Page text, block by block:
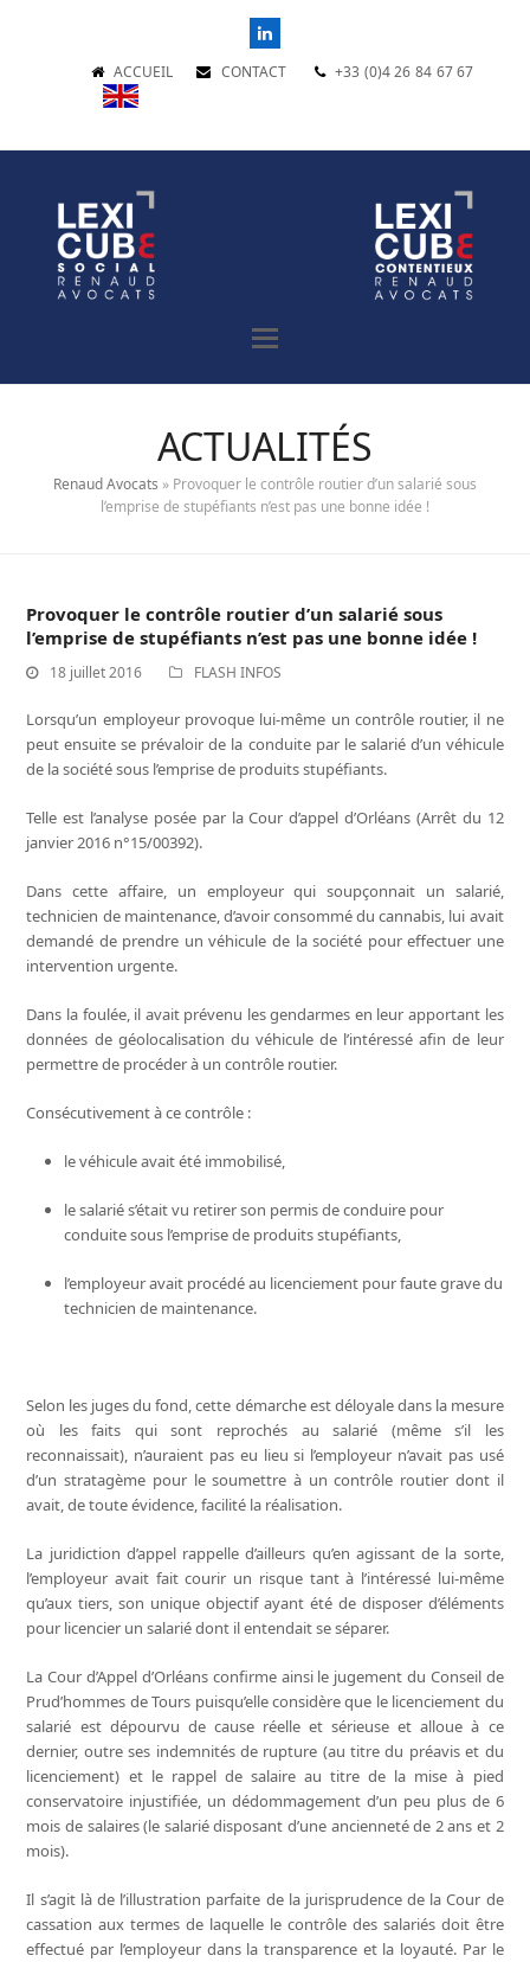
LinkedIn
ACCUEIL CONTACT +33 (0)4 26 84 67 67
ACTUALITÉS
Renaud Avocats » Provoquer le contrôle routier d’un salarié sous
l’emprise de stupéfiants n’est pas une bonne idée !
Provoquer le contrôle routier d’un salarié sous
l’emprise de stupéfiants n’est pas une bonne idée !
18 juillet 2016 FLASH INFOS
Lorsqu’un employeur provoque lui-même un contrôle routier, il ne
peut ensuite se prévaloir de la conduite par le salarié d’un véhicule
de la société sous l’emprise de produits stupéfiants.
Telle est l’analyse posée par la Cour d’appel d’Orléans (Arrêt du 12
janvier 2016 n°15/00392).
Dans cette affaire, un employeur qui soupçonnait un salarié,
technicien de maintenance, d’avoir consommé du cannabis, lui avait
demandé de prendre un véhicule de la société pour effectuer une
intervention urgente.
Dans la foulée, il avait prévenu les gendarmes en leur apportant les
données de géolocalisation du véhicule de l’intéressé afin de leur
permettre de procéder à un contrôle routier.
Consécutivement à ce contrôle :
le véhicule avait été immobilisé,
le salarié s’était vu retirer son permis de conduire pour
conduite sous l’emprise de produits stupéfiants,
l’employeur avait procédé au licenciement pour faute grave du
technicien de maintenance.
Selon les juges du fond, cette démarche est déloyale dans la mesure
où les faits qui sont reprochés au salarié (même s’il les
reconnaissait), n’auraient pas eu lieu si l’employeur n’avait pas usé
d’un stratagème pour le soumettre à un contrôle routier dont il
avait, de toute évidence, facilité la réalisation.
La juridiction d’appel rappelle d’ailleurs qu’en agissant de la sorte,
l’employeur avait fait courir un risque tant à l’intéressé lui-même
qu’aux tiers, son unique objectif ayant été de disposer d’éléments
pour licencier un salarié dont il entendait se séparer.
La Cour d’Appel d’Orléans confirme ainsi le jugement du Conseil de
Prud’hommes de Tours puisqu’elle considère que le licenciement du
salarié est dépourvu de cause réelle et sérieuse et alloue à ce
dernier, outre ses indemnités de rupture (au titre du préavis et du
licenciement) et le rappel de salaire au titre de la mise à pied
conservatoire injustifiée, un dédommagement d’un peu plus de 6
mois de salaires (le salarié disposant d’une ancienneté de 2 ans et 2
mois).
Il s’agit là de l’illustration parfaite de la jurisprudence de la Cour de
cassation aux termes de laquelle le contrôle des salariés doit être
effectué par l’employeur dans la transparence et la loyauté. Par le